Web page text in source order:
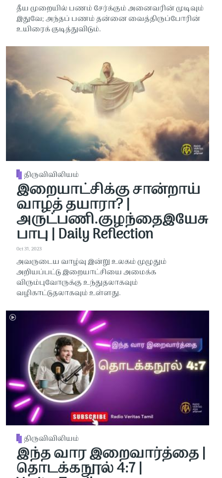
தீய முறையில் பணம் சேர்க்கும் அனைவரின் முடிவும்
இதுவே; அந்தப் பணம் தன்னை வைத்திருப்போரின்
உயிரைக் குடித்துவிடும்.
திருவிவிலியம்
இறையாட்சிக்கு சான்றாய்
வாழத் தயாரா? |
அருட்பணி.குழந்தைஇயேசு
பாபு | Daily Reflection
Oct 31, 2023
அவருடைய வாழ்வு இன்று உலகம் முழுதும்
அறியப்பட்டு இறையாட்சியை அமைக்க
விரும்புவோருக்கு உந்துதலாகவும்
வழிகாட்டுதலாகவும் உள்ளது.
திருவிவிலியம்
இந்த வார இறைவார்த்தை |
தொடக்கநூல் 4:7 |